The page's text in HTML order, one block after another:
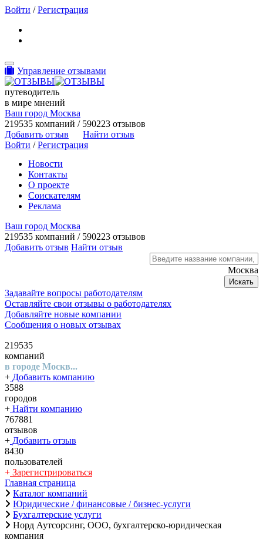
Войти /Регистрация
Toggle navigation
Управление отзывами
путеводитель
в мире мнений
Ваш город Москва
219535 компаний / 590223 отзывов
Добавить отзыв
Найти отзыв
Войти /Регистрация
Новости
Контакты
О проекте
Соискателям
Реклама
Ваш город Москва
219535 компаний / 590223 отзывов
Добавить отзыв Найти отзыв
Москва
Искать
Задавайте вопросы работодателям
Оставляйте свои отзывы о работодателях
Добавляйте новые компании
Сообщения о новых отзывах
219535
компаний
в городе Москв...
+ Добавить компанию
3588
городов
+ Найти компанию
767881
отзывов
+ Добавить отзыв
8430
пользователей
+ Зарегистрироваться
Главная страница
Каталог компаний
Юридические / финансовые / бизнес-услуги
Бухгалтерские услуги
Норд Аутсорсинг, ООО, бухгалтерско-юридическая
компания